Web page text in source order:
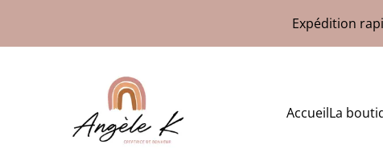
Expédition
AccueilLa